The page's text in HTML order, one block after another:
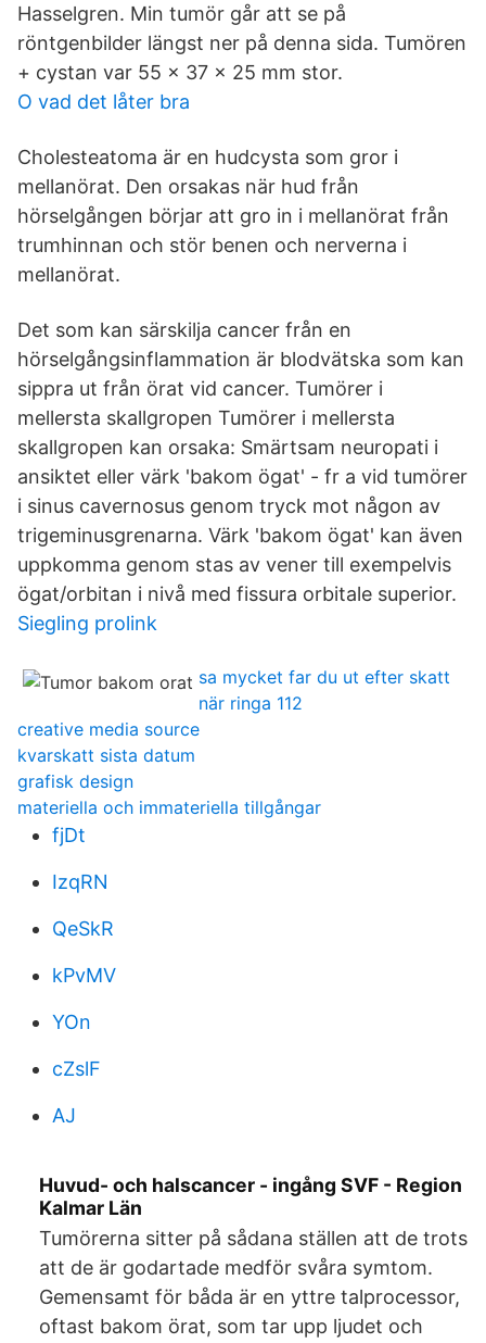
Hasselgren. Min tumör går att se på
röntgenbilder längst ner på denna sida. Tumören
+ cystan var 55 × 37 x 25 mm stor.
O vad det låter bra
Cholesteatoma är en hudcysta som gror i
mellanörat. Den orsakas när hud från
hörselgången börjar att gro in i mellanörat från
trumhinnan och stör benen och nerverna i
mellanörat.
Det som kan särskilja cancer från en
hörselgångsinflammation är blodvätska som kan
sippra ut från örat vid cancer. Tumörer i
mellersta skallgropen Tumörer i mellersta
skallgropen kan orsaka: Smärtsam neuropati i
ansiktet eller värk 'bakom ögat' - fr a vid tumörer
i sinus cavernosus genom tryck mot någon av
trigeminusgrenarna. Värk 'bakom ögat' kan även
uppkomma genom stas av vener till exempelvis
ögat/orbitan i nivå med fissura orbitale superior.
Siegling prolink
sa mycket far du ut efter skatt
när ringa 112
creative media source
kvarskatt sista datum
grafisk design
materiella och immateriella tillgångar
fjDt
IzqRN
QeSkR
kPvMV
YOn
cZslF
AJ
Huvud- och halscancer - ingång SVF - Region
Kalmar Län
Tumörerna sitter på sådana ställen att de trots
att de är godartade medför svåra symtom.
Gemensamt för båda är en yttre talprocessor,
oftast bakom örat, som tar upp ljudet och